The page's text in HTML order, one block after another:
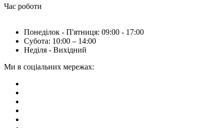
Час роботи
Понеділок - П'ятниця: 09:00 - 17:00
Субота: 10:00 – 14:00
Неділя - Вихідний
Ми в соціальних мережах: